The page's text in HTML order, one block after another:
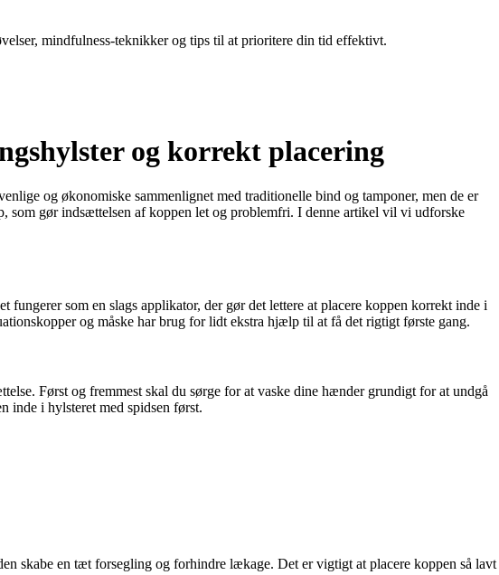
mindfulness-teknikker og tips til at prioritere din tid effektivt.
og korrekt placering
og økonomiske sammenlignet med traditionelle bind og tamponer, men de er
som gør indsættelsen af ​​koppen let og problemfri. I denne artikel vil vi udforske
som en slags applikator, der gør det lettere at placere koppen korrekt inde i
og måske har brug for lidt ekstra hjælp til at få det rigtigt første gang.
Først og fremmest skal du sørge for at vaske dine hænder grundigt for at undgå
inde i hylsteret med spidsen først.
skabe en tæt forsegling og forhindre lækage. Det er vigtigt at placere koppen så lavt